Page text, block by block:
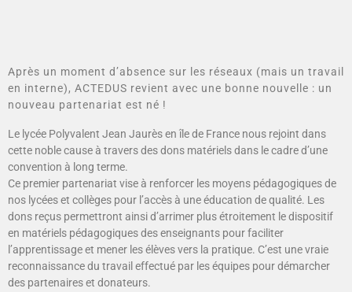
Après un moment d’absence sur les réseaux (mais un travail
en interne), ACTEDUS revient avec une bonne nouvelle : un
nouveau partenariat est né !
Le lycée Polyvalent Jean Jaurès en île de France nous rejoint dans
cette noble cause à travers des dons matériels dans le cadre d’une
convention à long terme.
Ce premier partenariat vise à renforcer les moyens pédagogiques de
nos lycées et collèges pour l’accès à une éducation de qualité. Les
dons reçus permettront ainsi d’arrimer plus étroitement le dispositif
en matériels pédagogiques des enseignants pour faciliter
l’apprentissage et mener les élèves vers la pratique. C’est une vraie
reconnaissance du travail effectué par les équipes pour démarcher
des partenaires et donateurs.